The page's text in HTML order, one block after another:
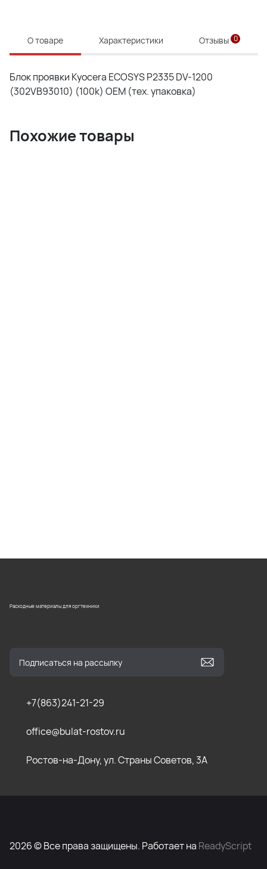
О товаре Характеристики Отзывы 0
Блок проявки Kyocera ECOSYS P2335 DV-1200
(302VB93010) (100k) OEM (тех. упаковка)
Похожие товары
Расходные материалы для оргтехники
+7(863)241-21-29
office@bulat-rostov.ru
Ростов-на-Дону, ул. Страны Советов, 3А
2026 © Все права защищены. Работает на ReadyScript